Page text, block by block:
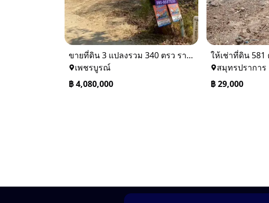
ขายที่ดิน 3 แปลงรวม 340 ตรว ราคา ตรว. ล่ะ 12000 บาท เมืองเพชรบูรณ์
เพชรบูรณ์
฿4,080,000
สมุทรปราการ
฿29,000